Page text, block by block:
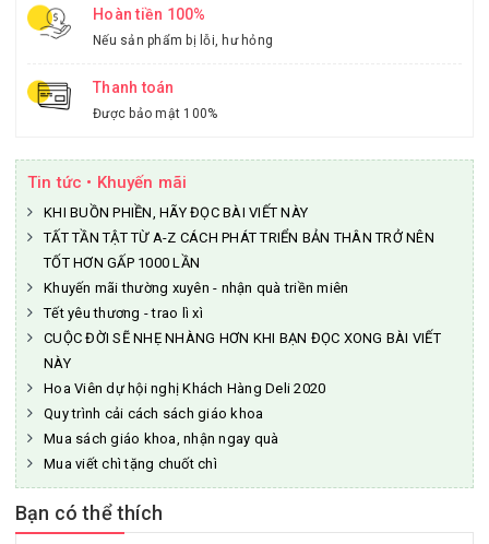
Hoàn tiền 100%
Nếu sản phẩm bị lỗi, hư hỏng
Thanh toán
Được bảo mật 100%
Tin tức • Khuyến mãi
KHI BUỒN PHIỀN, HÃY ĐỌC BÀI VIẾT NÀY
TẤT TẦN TẬT TỪ A-Z CÁCH PHÁT TRIỂN BẢN THÂN TRỞ NÊN
TỐT HƠN GẤP 1000 LẦN
Khuyến mãi thường xuyên - nhận quà triền miên
Tết yêu thương - trao lì xì
CUỘC ĐỜI SẼ NHẸ NHÀNG HƠN KHI BẠN ĐỌC XONG BÀI VIẾT
NÀY
Hoa Viên dự hội nghị Khách Hàng Deli 2020
Quy trình cải cách sách giáo khoa
Mua sách giáo khoa, nhận ngay quà
Mua viết chì tặng chuốt chì
Bạn có thể thích